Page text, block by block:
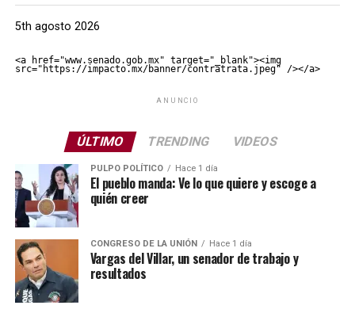
5th agosto 2026
<a href="www.senado.gob.mx" target="_blank"><img
src="https://impacto.mx/banner/contratrata.jpeg" /></a>
ANUNCIO
ÚLTIMO TRENDING VIDEOS
PULPO POLÍTICO Hace 1 día
El pueblo manda: Ve lo que quiere y escoge a
quién creer
CONGRESO DE LA UNIÓN Hace 1 día
Vargas del Villar, un senador de trabajo y
resultados